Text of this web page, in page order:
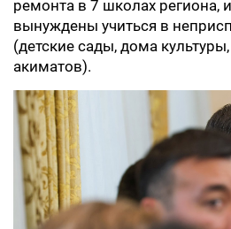
ремонта в 7 школах региона,
вынуждены учиться в
(детские сады, дома
акиматов).